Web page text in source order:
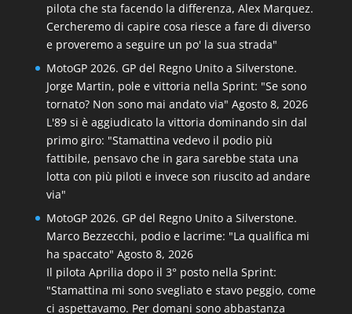
pilota che sta facendo la differenza, Alex Marquez.
Cercheremo di capire cosa riesce a fare di diverso
e proveremo a seguire un po' la sua strada"
MotoGP 2026. GP del Regno Unito a Silverstone.
Jorge Martin, pole e vittoria nella Sprint: "Se sono
tornato? Non sono mai andato via" Agosto 8, 2026
L'89 si è aggiudicato la vittoria dominando sin dal
primo giro: "Stamattina vedevo il podio più
fattibile, pensavo che in gara sarebbe stata una
lotta con più piloti e invece son riuscito ad andare
via"
MotoGP 2026. GP del Regno Unito a Silverstone.
Marco Bezzecchi, podio e lacrime: "La qualifica mi
ha spaccato" Agosto 8, 2026
Il pilota Aprilia dopo il 3° posto nella Sprint:
"Stamattina mi sono svegliato e stavo peggio, come
ci aspettavamo. Per domani sono abbastanza